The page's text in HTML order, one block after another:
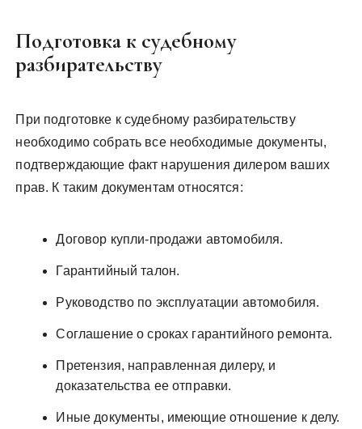
Подготовка к судебному
разбирательству
При подготовке к судебному разбирательству
необходимо собрать все необходимые документы,
подтверждающие факт нарушения дилером ваших
прав. К таким документам относятся:
Договор купли-продажи автомобиля.
Гарантийный талон.
Руководство по эксплуатации автомобиля.
Соглашение о сроках гарантийного ремонта.
Претензия, направленная дилеру, и
доказательства ее отправки.
Иные документы, имеющие отношение к делу.